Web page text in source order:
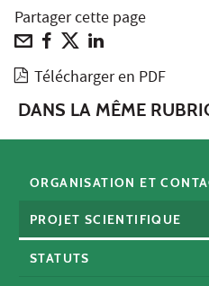
Partager cette page
Télécharger en PDF
DANS LA MÊME
ORGANISATION ET
PROJET SCIENTIFIQUE
STATUTS